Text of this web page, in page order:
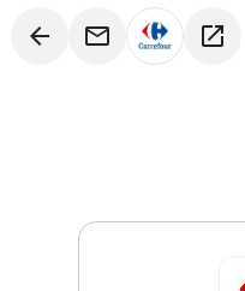
arrow_back email open_in_new